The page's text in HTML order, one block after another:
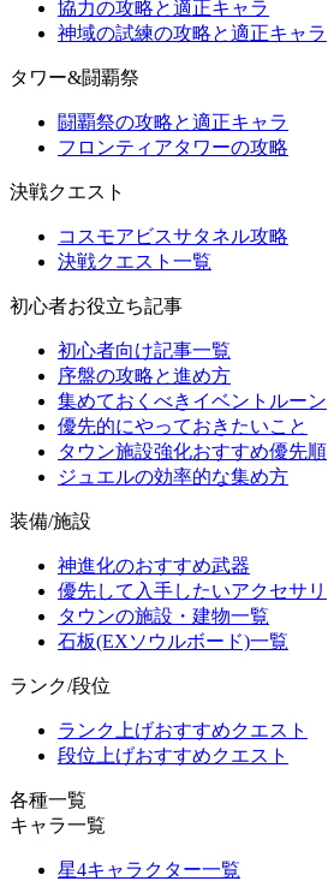
協力の攻略と適正キャラ
神域の試練の攻略と適正キャラ
タワー&闘覇祭
闘覇祭の攻略と適正キャラ
フロンティアタワーの攻略
決戦クエスト
コスモアビスサタネル攻略
決戦クエスト一覧
初心者お役立ち記事
初心者向け記事一覧
序盤の攻略と進め方
集めておくべきイベントルーン
優先的にやっておきたいこと
タウン施設強化おすすめ優先順
ジュエルの効率的な集め方
装備/施設
神進化のおすすめ武器
優先して入手したいアクセサリ
タウンの施設・建物一覧
石板(EXソウルボード)一覧
ランク/段位
ランク上げおすすめクエスト
段位上げおすすめクエスト
各種一覧
キャラ一覧
星4キャラクター一覧